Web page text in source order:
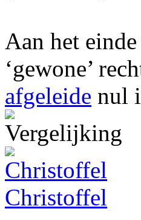
Aan het
‘gewone’
afgeleide nul
Christoffel